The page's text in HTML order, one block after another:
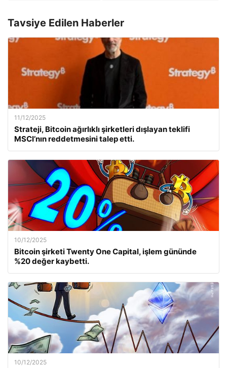
Tavsiye Edilen Haberler
11/12/2025
Strateji, Bitcoin ağırlıklı şirketleri dışlayan teklifi
MSCI’nın reddetmesini talep etti.
10/12/2025
Bitcoin şirketi Twenty One Capital, işlem gününde
%20 değer kaybetti.
10/12/2025